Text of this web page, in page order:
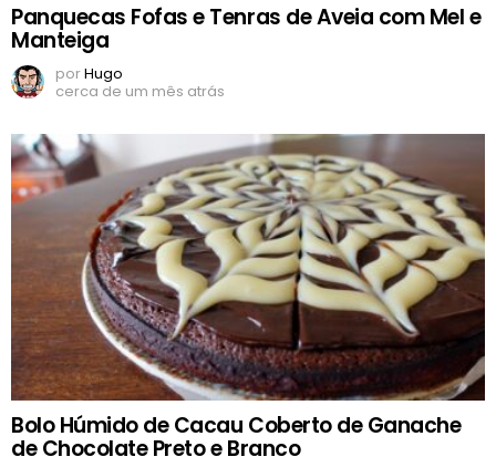
Panquecas Fofas e Tenras de Aveia com Mel e
Manteiga
porHugo
cerca de um mês atrás
Bolo Húmido de Cacau Coberto de Ganache
de Chocolate Preto e Branco